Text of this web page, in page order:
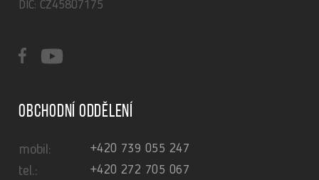
DIČ: CZ45807175
Obchodní oddělení
mobil: +420 739 055 247
tel.: +420 272 705 067